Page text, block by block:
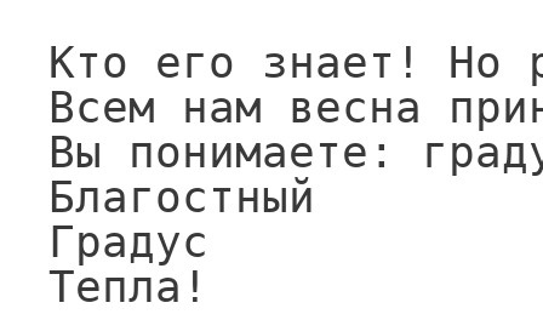
Кто его знает! Но
Всем нам весна
Вы понимаете:
Благостный
Градус
Тепла!